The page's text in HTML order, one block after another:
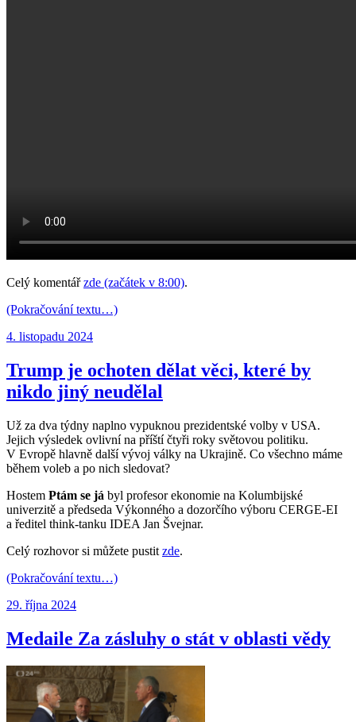
Celý komentářzde (začátek v 8:00).
(Pokračování textu…)
Publikováno:
4. listopadu 2024
Trump je ochoten dělat věci, které by
nikdo jiný neudělal
Už za dva týdny naplno vypuknou prezidentské volby v USA.
Jejich výsledek ovlivní na příští čtyři roky světovou politiku.
V Evropě hlavně další vývoj války na Ukrajině. Co všechno máme
během voleb a po nich sledovat?
Hostem Ptám se já byl profesor ekonomie na Kolumbijské
univerzitě a předseda Výkonného a dozorčího výboru CERGE-EI
a ředitel think-tanku IDEA Jan Švejnar.
Celý rozhovor si můžete pustit zde.
(Pokračování textu…)
Publikováno:
29. října 2024
Medaile Za zásluhy o stát v oblasti vědy